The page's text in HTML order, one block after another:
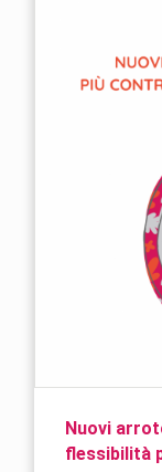
Nuovi
flessibilità